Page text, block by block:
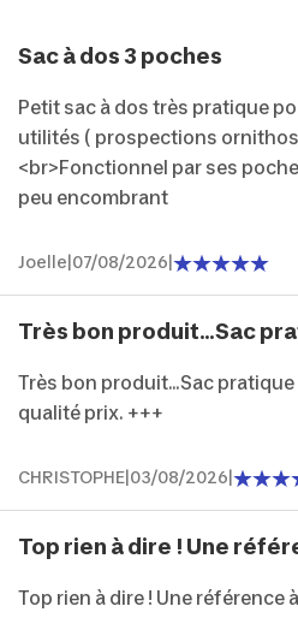
Sac à dos 3 poches
Petit sac à dos très pratique
utilités ( prospections
<br>Fonctionnel par ses
peu encombrant
Joelle 07/08/2026
Très bon produit...Sac
Très bon produit...Sac
qualité prix. +++
CHRISTOPHE 03/08/2026
Top rien à dire ! Une
Top rien à dire ! Une référence